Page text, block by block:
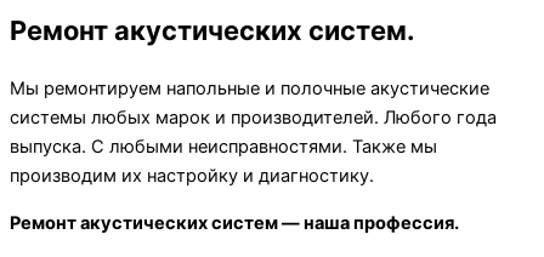
Ремонт акустических систем.
Мы ремонтируем напольные и полочные акустические
системы любых марок и производителей. Любого года
выпуска. С любыми неисправностями. Также мы
производим их настройку и диагностику.
Ремонт акустических систем — наша профессия.